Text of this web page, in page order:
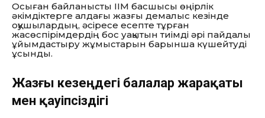
Осыған байланысты ІІМ басшысы өңірлік
әкімдіктерге алдағы жазғы демалыс кезінде
оқушылардың, әсіресе есепте тұрған
жасөспірімдердің бос уақытын тиімді әрі пайдалы
ұйымдастыру жұмыстарын барынша күшейтуді
ұсынды.
Жазғы кезеңдегі балалар жарақаты
мен қауіпсіздігі